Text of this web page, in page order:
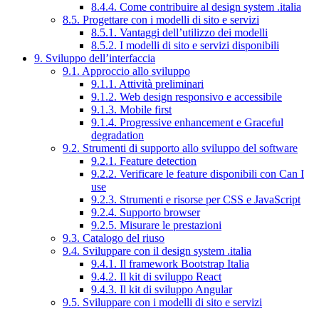
8.4.4. Come contribuire al design system .italia
8.5. Progettare con i modelli di sito e servizi
8.5.1. Vantaggi dell’utilizzo dei modelli
8.5.2. I modelli di sito e servizi disponibili
9. Sviluppo dell’interfaccia
9.1. Approccio allo sviluppo
9.1.1. Attività preliminari
9.1.2. Web design responsivo e accessibile
9.1.3. Mobile first
9.1.4. Progressive enhancement e Graceful
degradation
9.2. Strumenti di supporto allo sviluppo del software
9.2.1. Feature detection
9.2.2. Verificare le feature disponibili con Can I
use
9.2.3. Strumenti e risorse per CSS e JavaScript
9.2.4. Supporto browser
9.2.5. Misurare le prestazioni
9.3. Catalogo del riuso
9.4. Sviluppare con il design system .italia
9.4.1. Il framework Bootstrap Italia
9.4.2. Il kit di sviluppo React
9.4.3. Il kit di sviluppo Angular
9.5. Sviluppare con i modelli di sito e servizi